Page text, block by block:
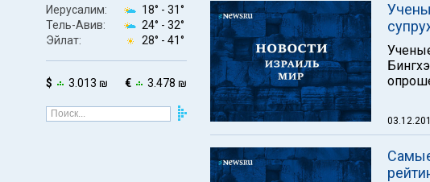
Иерусалим: 18° - 31°
Тель-Авив:
24° - 32°
Эйлат:
28° - 41°
$ 3.013 ₪ € 3.478 ₪